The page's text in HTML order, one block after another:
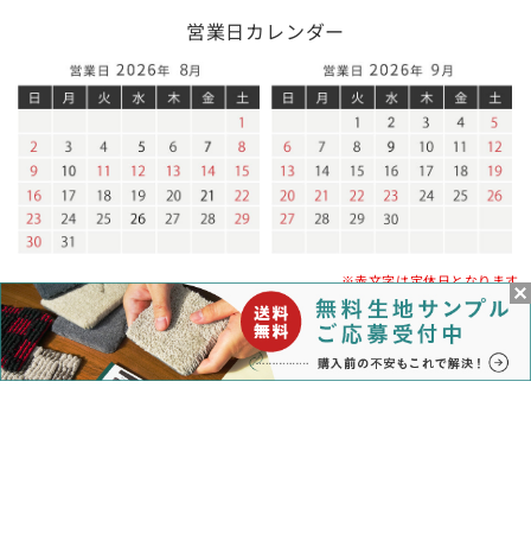
営業日カレンダー
※赤文字は定休日となります